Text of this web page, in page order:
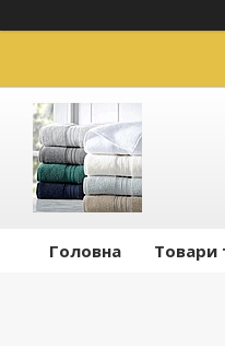
Головна Товари